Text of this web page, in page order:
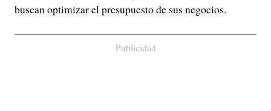
buscan optimizar el presupuesto de sus negocios.
Publicidad